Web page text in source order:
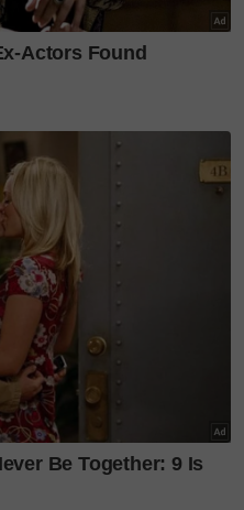
juga sebenarnya
sayang dan
golongan yang
komitmen
diasaskan oleh
dalam
wanita mereka.
Fadli Muhsin
Zatashah merupakan
di fikiran mereka
baginda sering dilihat
pareo dengan begitu
di Butik Utama Kapten